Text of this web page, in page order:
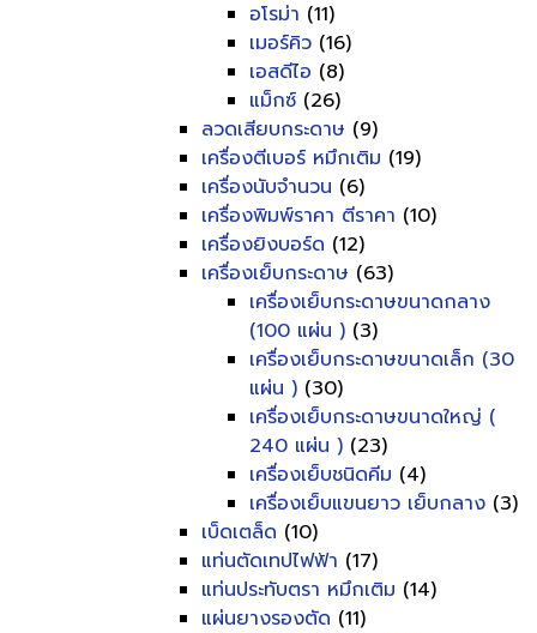
อโรม่า (11)
เมอร์คิว (16)
เอสดีไอ (8)
แม็กซ์ (26)
ลวดเสียบกระดาษ (9)
เครื่องตีเบอร์ หมึกเติม (19)
เครื่องนับจำนวน (6)
เครื่องพิมพ์ราคา ตีราคา (10)
เครื่องยิงบอร์ด (12)
เครื่องเย็บกระดาษ (63)
เครื่องเย็บกระดาษขนาดกลาง
(100 แผ่น ) (3)
เครื่องเย็บกระดาษขนาดเล็ก (30
แผ่น ) (30)
เครื่องเย็บกระดาษขนาดใหญ่ (
240 แผ่น ) (23)
เครื่องเย็บชนิดคีม (4)
เครื่องเย็บแขนยาว เย็บกลาง (3)
เบ็ดเตล็ด (10)
แท่นตัดเทปไฟฟ้า (17)
แท่นประทับตรา หมึกเติม (14)
แผ่นยางรองตัด (11)